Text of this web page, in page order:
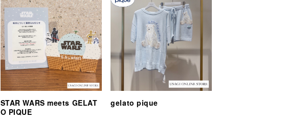
STAR WARS meets GELAT
O PIQUE
gelato pique